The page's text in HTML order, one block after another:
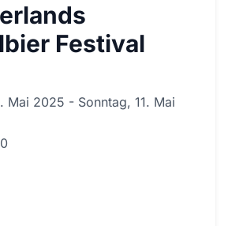
Festival
Mai 2025 - Sonntag, 11. Mai